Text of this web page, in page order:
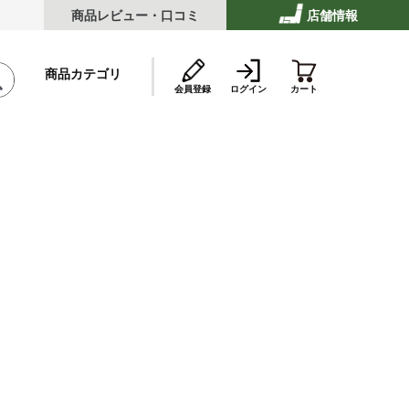
店舗情報
商品レビュー・口コミ
商品カテゴリ
会員登録 ログイン カート